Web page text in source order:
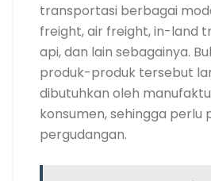
transportasi berbagai
freight, air freight, in-land
api, dan lain sebagainya.
produk-produk tersebut
dibutuhkan oleh
konsumen, sehingga perlu
pergudangan.